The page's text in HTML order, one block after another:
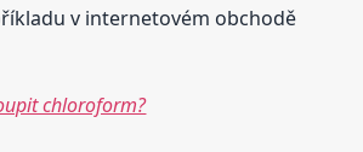
v internetovém obchodě
chloroform?